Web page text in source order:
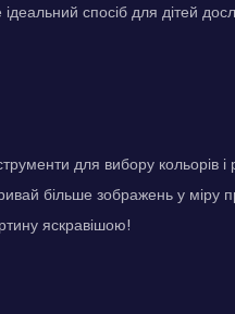
спосіб для дітей
для вибору
більше зображень у
яскравішою!